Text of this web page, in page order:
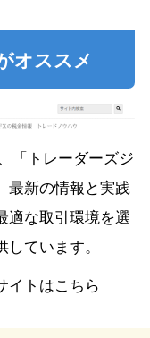
オススメ
「トレーダーズジ
最新の情報と実践
適な取引環境を選
ています。
イトはこちら